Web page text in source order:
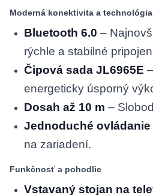
Moderná konektivita a technológia
Bluetooth 6.0 –
rýchle a stabilné
Čipová sada JL6965E
energeticky úsporný
Dosah až 10 m –
Jednoduché ovládanie
na zariadení.
Funkčnosť a pohodlie
Vstavaný stojan na